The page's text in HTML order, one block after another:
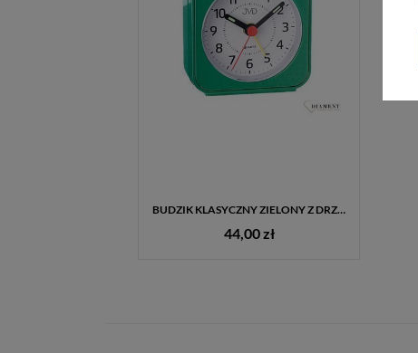
BUDZIK KLASYCZNY ZIELONY Z DRZEMKĄ JVD
44,00 zł